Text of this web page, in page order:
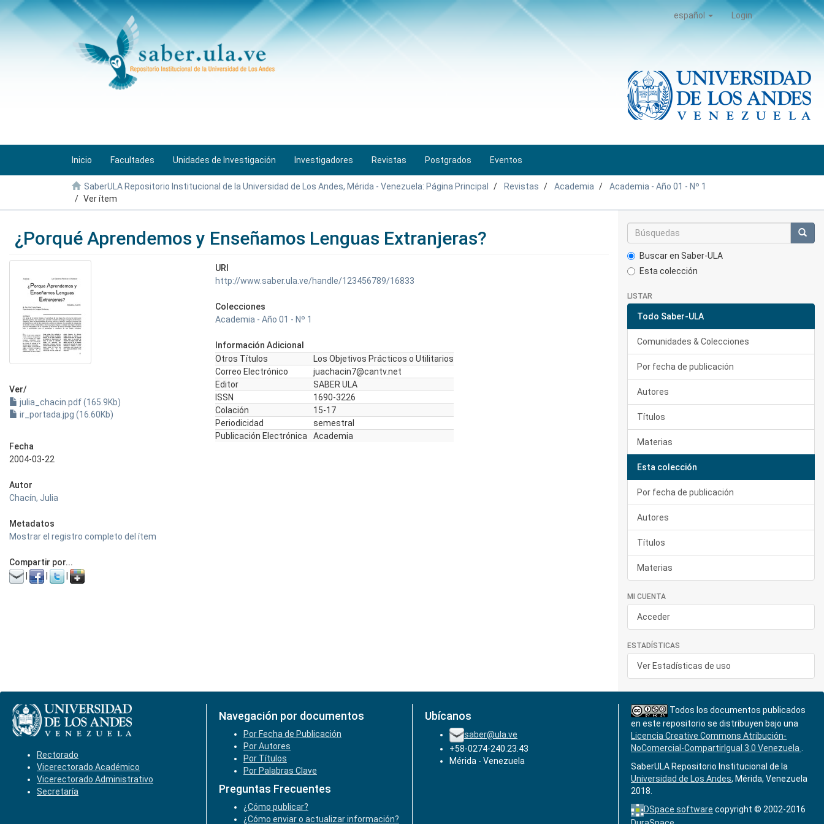
español Login
Inicio Facultades Unidades de Investigación Investigadores Revistas Postgrados Eventos
SaberULA Repositorio Institucional de la Universidad de Los Andes, Mérida - Venezuela: Página Principal Revistas Academia
Academia - Año 01 - Nº 1
Ver ítem
¿Porqué Aprendemos y Enseñamos Lenguas Extranjeras?
Ver/
julia_chacin.pdf (165.9Kb)
ir_portada.jpg (16.60Kb)
Fecha
2004-03-22
Autor
Chacín, Julia
Metadatos
Mostrar el registro completo del ítem
Compartir por...
URI
http://www.saber.ula.ve/handle/123456789/16833
Colecciones
Academia - Año 01 - Nº 1
Información Adicional
Otros Títulos
Los Objetivos Prácticos o Utilitarios
Correo Electrónico
juachacin7@cantv.net
Editor
SABER ULA
ISSN
1690-3226
Colación
15-17
Periodicidad
semestral
Publicación Electrónica
Academia
Buscar en Saber-ULA
Esta colección
LISTAR
Todo Saber-ULA
Comunidades & Colecciones
Por fecha de publicación
Autores
Títulos
Materias
Esta colección
Por fecha de publicación
Autores
Títulos
Materias
MI CUENTA
Acceder
ESTADÍSTICAS
Ver Estadísticas de uso
Rectorado
Vicerectorado Académico
Vicerectorado Administrativo
Secretaría
Navegación por documentos
Por Fecha de Publicación
Por Autores
Por Títulos
Por Palabras Clave
Preguntas Frecuentes
¿Cómo publicar?
¿Cómo enviar o actualizar información?
Ubícanos
saber@ula.ve
+58-0274-240.23.43
Mérida - Venezuela
Todos los documentos publicados
en este repositorio se distribuyen bajo una
Licencia Creative Commons Atribución-
NoComercial-CompartirIgual 3.0 Venezuela
SaberULA Repositorio Institucional de la
Universidad de Los Andes, Mérida, Venezuela
2018.
DSpace software copyright © 2002-2016